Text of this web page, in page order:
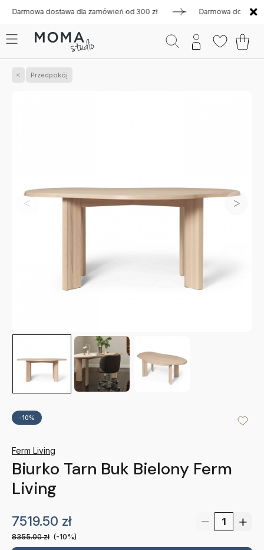
dostawa dla zamówień od 300 zł Darmowa dostawa dla
Przedpokój
-10%
Ferm Living
Biurko Tarn Buk Bielony Ferm
Living
7519.50 zł
8355.00zł (-10%)